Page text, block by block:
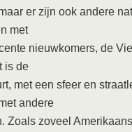
er zijn ook andere
met
nieuwkomers, de
is de
met een sfeer en
andere
Zoals zoveel